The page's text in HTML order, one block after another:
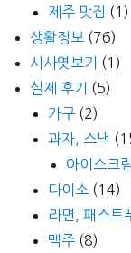
제주 맛집 (1)
생활정보 (76)
시사엿보기
(1)
실제 후기
(5)
가구 (2)
과자, 스낵
아이스크림
다이소 (14)
라면, 패스트
맥주 (8)